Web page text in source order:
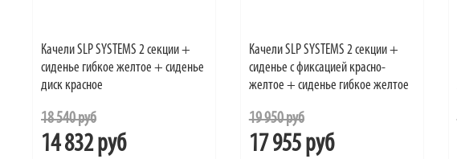
Качели SLP SYSTEMS 2 секции +
сиденье гибкое желтое + сиденье
диск красное
18 540 руб
14 832 руб
Качели SLP SYSTEMS 2 секции +
сиденье с фиксацией красно-
желтое + сиденье гибкое желтое
19 950 руб
17 955 руб